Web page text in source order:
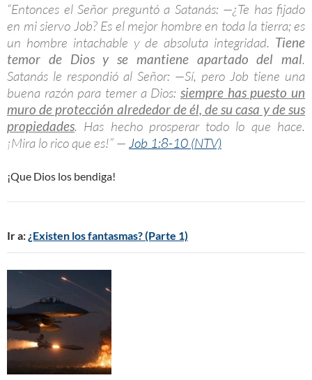
“Entonces el Señor preguntó a Satanás: —¿Te has fijado
en mi siervo Job? Es el mejor hombre en toda la tierra; es
un hombre intachable y de absoluta integridad. Tiene
temor de Dios y se mantiene apartado del mal.
Satanás le respondió al Señor: —Sí, pero Job tiene una
buena razón para temer a Dios: siempre has puesto un
muro de protección alrededor de él, de su casa y de sus
propiedades. Has hecho prosperar todo lo que hace.
¡Mira lo rico que es!” — Job 1:8-10 (NTV)
¡Que Dios los bendiga!
Ir a: ¿Existen los fantasmas? (Parte 1)